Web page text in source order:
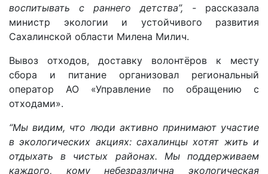
воспитывать с раннего детства”, - рассказала
министр экологии и устойчивого развития
Сахалинской области Милена Милич.
Вывоз отходов, доставку волонтёров к месту
сбора и питание организовал региональный
оператор АО «Управление по обращению с
отходами».
“Мы видим, что люди активно принимают участие
в экологических акциях: сахалинцы хотят жить и
отдыхать в чистых районах. Мы поддерживаем
каждого, кому небезразлична экологическая